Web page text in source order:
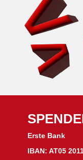
Erste Bank
IBAN: AT05